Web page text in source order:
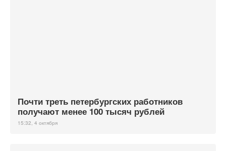
Почти треть петербургских работников
получают менее 100 тысяч рублей
15:32, 4 октября